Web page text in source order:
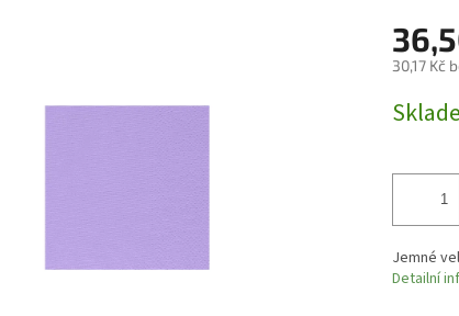
30,17 Kč
cena:
Jemné
Detailní